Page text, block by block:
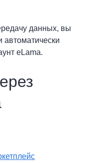
данных, вы
автоматически
eLama.